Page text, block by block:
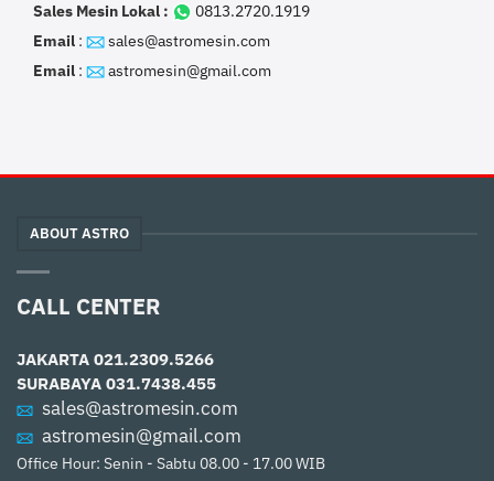
Sales Mesin Lokal :
0813.2720.1919
Email :
sales@astromesin.com
Email : astromesin@gmail.com
ABOUT ASTRO
CALL CENTER
JAKARTA 021.2309.5266
SURABAYA 031.7438.455
sales@astromesin.com
astromesin@gmail.com
Office Hour: Senin - Sabtu 08.00 - 17.00 WIB